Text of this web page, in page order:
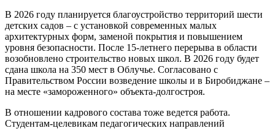
В 2026 году планируется благоустройство территорий шести
детских садов – с установкой современных малых
архитектурных форм, заменой покрытия и повышением
уровня безопасности. После 15-летнего перерыва в области
возобновлено строительство новых школ. В 2026 году будет
сдана школа на 350 мест в Облучье. Согласовано с
Правительством России возведение школы и в Биробиджане –
на месте «замороженного» объекта-долгостроя.
В отношении кадрового состава тоже ведется работа.
Студентам-целевикам педагогических направлений